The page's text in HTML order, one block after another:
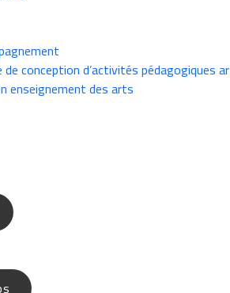
de conception d’activités pédagogiques
enseignement des arts